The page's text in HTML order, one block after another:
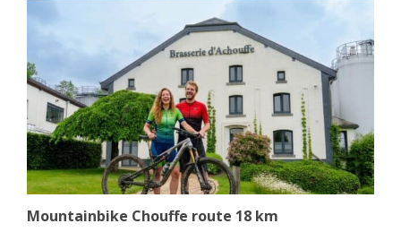
Mountainbike Chouffe route 18 km